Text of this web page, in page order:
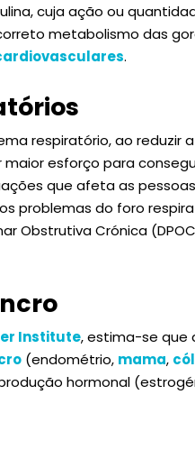
cuja ação ou
metabolismo das
.
respiratório, ao reduzir
maior esforço para
que afeta as
problemas do foro
Obstrutiva Crónica
Institute, estima-se que
(endométrio, mama,
hormonal